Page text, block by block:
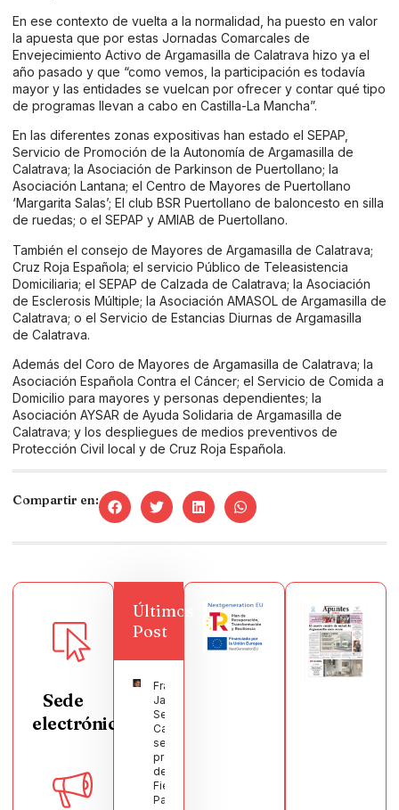
En ese contexto de vuelta a la normalidad, ha puesto en valor
la apuesta que por estas Jornadas Comarcales de
Envejecimiento Activo de Argamasilla de Calatrava hizo ya el
año pasado y que “como vemos, la participación es todavía
mayor y las entidades se vuelcan por ofrecer y contar qué tipo
de programas llevan a cabo en Castilla-La Mancha”.
En las diferentes zonas expositivas han estado el SEPAP,
Servicio de Promoción de la Autonomía de Argamasilla de
Calatrava; la Asociación de Parkinson de Puertollano; la
Asociación Lantana; el Centro de Mayores de Puertollano
‘Margarita Salas’; El club BSR Puertollano de baloncesto en silla
de ruedas; o el SEPAP y AMIAB de Puertollano.
También el consejo de Mayores de Argamasilla de Calatrava;
Cruz Roja Española; el servicio Público de Teleasistencia
Domiciliaria; el SEPAP de Calzada de Calatrava; la Asociación
de Esclerosis Múltiple; la Asociación AMASOL de Argamasilla de
Calatrava; o el Servicio de Estancias Diurnas de Argamasilla
de Calatrava.
Además del Coro de Mayores de Argamasilla de Calatrava; la
Asociación Española Contra el Cáncer; el Servicio de Comida a
Domicilio para mayores y personas dependientes; la
Asociación AYSAR de Ayuda Solidaria de Argamasilla de
Calatrava; y los despliegues de medios preventivos de
Protección Civil local y de Cruz Roja Española.
Compartir en:
Sede
electrónica
Últimos
Post
Francisco
Javier
Segura
Castellanos
será el
pregonero
de las
Fiestas
Patronales